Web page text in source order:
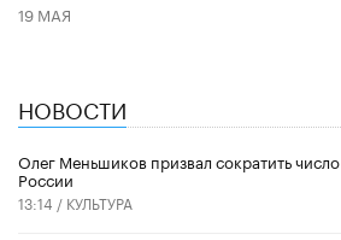
19 МАЯ
НОВОСТИ
Олег Меньшиков призвал сократить число
России
13:14 / КУЛЬТУРА